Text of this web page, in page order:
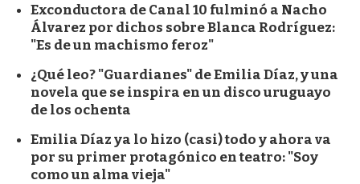
Exconductora de Canal 10 fulminó a Nacho
Álvarez por dichos sobre Blanca Rodríguez:
"Es de un machismo feroz"
¿Qué leo? "Guardianes" de Emilia Díaz, y una
novela que se inspira en un disco uruguayo
de los ochenta
Emilia Díaz ya lo hizo (casi) todo y ahora va
por su primer protagónico en teatro: "Soy
como un alma vieja"